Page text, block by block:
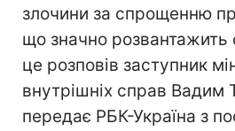
злочини за спрощенню
що значно розвантажить
це розповів заступник
внутрішніх справ Вадим
передає РБК-Україна з